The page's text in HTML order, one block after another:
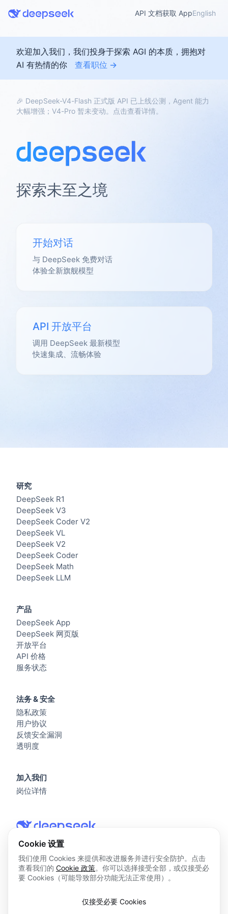
欢迎加入我们，我们投身于探索 AGI 的本质，拥抱对
AI 有热情的你
查看职位 →
🎉 DeepSeek-V4-Flash 正式版 API 已上线公测，Agent 能力
大幅增强；V4-Pro 暂未变动。点击查看详情。
探索未至之境
开始对话
与 DeepSeek 免费对话
体验全新旗舰模型
API 开放平台
调用 DeepSeek 最新模型
快速集成、流畅体验
API 文档获取 AppEnglish
© 2026 杭州深度求索人工智能基础技术研究有限公司 版权所
浙ICP备2023025841号
研究
DeepSeek R1
DeepSeek V3
DeepSeek Coder V2
DeepSeek VL
DeepSeek V2
DeepSeek Coder
DeepSeek Math
DeepSeek LLM
产品
DeepSeek App
DeepSeek 网页版
开放平台
API 价格
服务状态
法务 & 安全
隐私政策
用户协议
反馈安全漏洞
透明度
加入我们
岗位详情
Cookie 设置
我们使用 Cookies 来提供和改进服务并进行安全防护。点击
查看我们的 Cookie 政策。你可以选择接受全部，或仅接受必
要 Cookies（可能导致部分功能无法正常使用）。
仅接受必要 Cookies